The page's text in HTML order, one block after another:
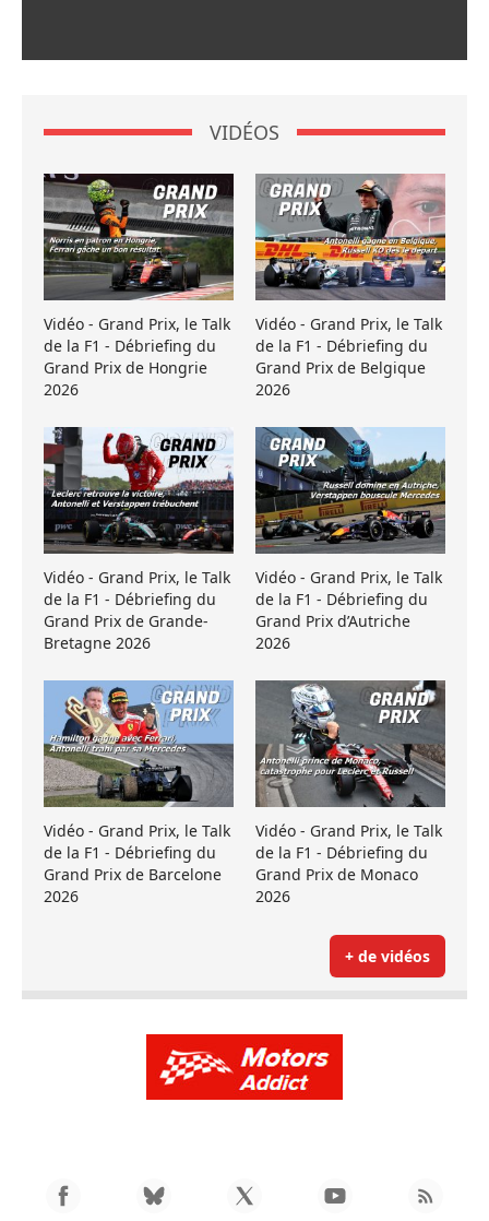
VIDÉOS
Vidéo - Grand Prix, le Talk
de la F1 - Débriefing du
Grand Prix de Hongrie
2026
Vidéo - Grand Prix, le Talk
de la F1 - Débriefing du
Grand Prix de Belgique
2026
Vidéo - Grand Prix, le Talk
de la F1 - Débriefing du
Grand Prix de Grande-
Bretagne 2026
Vidéo - Grand Prix, le Talk
de la F1 - Débriefing du
Grand Prix d’Autriche
2026
Vidéo - Grand Prix, le Talk
de la F1 - Débriefing du
Grand Prix de Barcelone
2026
Vidéo - Grand Prix, le Talk
de la F1 - Débriefing du
Grand Prix de Monaco
2026
+ de vidéos